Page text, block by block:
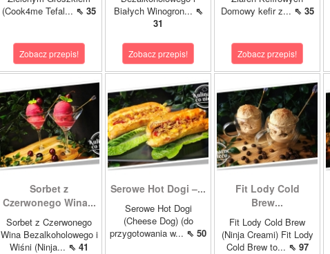
(Cook4me Tefal... ⇖ 35
Zobacz przepis!
Białych Winogron... ⇖
31
Zobacz przepis!
Domowy kefir z... ⇖ 35
Zobacz przepis!
Sorbet z
Czerwonego Wina...
Sorbet z Czerwonego
Wina Bezalkoholowego i
Wiśni (Ninja... ⇖ 41
Serowe Hot Dogi –...
Serowe Hot Dogi
(Cheese Dog) (do
przygotowania w... ⇖ 50
Fit Lody Cold
Brew...
Fit Lody Cold Brew
(Ninja Creami) Fit Lody
Cold Brew to... ⇖ 97